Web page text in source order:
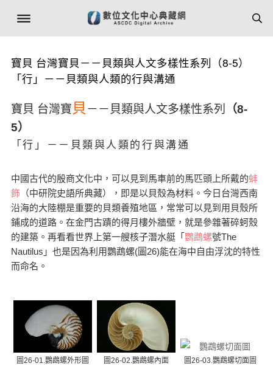
寶貝 台灣寶貝－－貝類與人文多樣性系列（8-5）
「行」－－貝類與人類的行與溝通
寶貝 台灣寶 貝 －－貝類與人文多樣性系列
（8-
5）
「行」－－貝類與人類的行與溝通
中國古代的殷商文化中，可以見到馬車前的馬匹頭上所戴的蚌
飾（中研院史語所典藏），即是以貝殼為材料。今日台灣西南
沿海的大陸棚是重要的貝類養殖地區，常常可以見到用貝殼所
鋪成的道路。在金門古蹟的得月樓外牆壁，就是參雜著碎蚵殼
的建築。再看看世界上第一艘核子潛水艇「 鸚鵡螺號The
Nautilus」也是因為利用鸚鵡螺(圖26)能在海中自由浮沈的特性
而命名。
圖26-01.鸚鵡螺外形圖 圖26-02.鸚鵡螺內面 圖26-03.鸚鵡螺切面圖